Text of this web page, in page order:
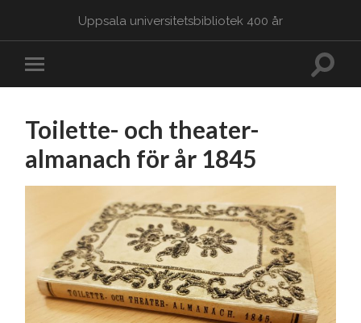
Uppsala universitetsbibliotek 400 år
på/av
Slå
Toilette- och theater-
almanach för år 1845